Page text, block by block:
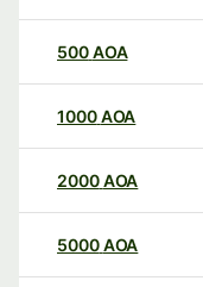
500AOA
1000AOA
2000AOA
5000AOA